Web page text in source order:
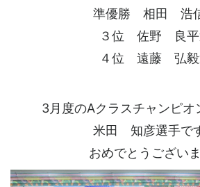
準優勝 相田 浩
３位 佐野 良平
４位 遠藤 弘毅
3月度のAクラスチャンピオ
米田 知彦選手で
おめでとうござい